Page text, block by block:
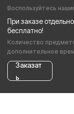
Воспользуйтесь
При заказе
бесплатно!
Количество
дополнительное
Заказат
ь